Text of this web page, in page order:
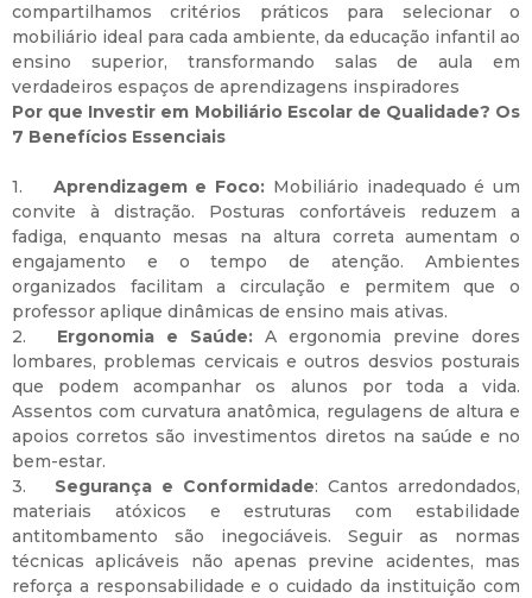
compartilhamos critérios práticos para selecionar o
mobiliário ideal para cada ambiente, da educação infantil ao
ensino superior, transformando salas de aula em
verdadeiros espaços de aprendizagens inspiradores
Por que Investir em Mobiliário Escolar de Qualidade? Os
7 Benefícios Essenciais
1. Aprendizagem e Foco: Mobiliário inadequado é um
convite à distração. Posturas confortáveis reduzem a
fadiga, enquanto mesas na altura correta aumentam o
engajamento e o tempo de atenção. Ambientes
organizados facilitam a circulação e permitem que o
professor aplique dinâmicas de ensino mais ativas.
2.
Ergonomia e Saúde: A ergonomia previne dores
lombares, problemas cervicais e outros desvios posturais
que podem acompanhar os alunos por toda a vida.
Assentos com curvatura anatômica, regulagens de altura e
apoios corretos são investimentos diretos na saúde e no
bem-estar.
3.
Segurança e Conformidade: Cantos arredondados,
materiais atóxicos e estruturas com estabilidade
antitombamento são inegociáveis. Seguir as normas
técnicas aplicáveis não apenas previne acidentes, mas
reforça a responsabilidade e o cuidado da instituição com